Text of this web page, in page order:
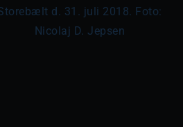
d. 31. juli 2018. Foto:
Nicolaj D. Jepsen